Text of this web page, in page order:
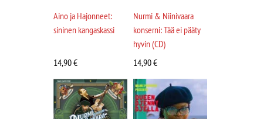
Aino ja Hajonneet:
sininen kangaskassi
14,90€
Nurmi & Niinivaara
konserni: Tää ei pääty
hyvin (CD)
14,90€